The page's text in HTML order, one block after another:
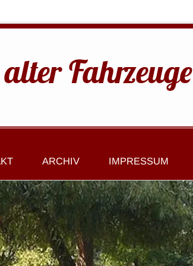
Fahrzeuge
ARCHIV IMPRESSUM